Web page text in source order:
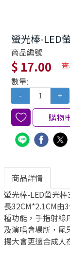
螢光棒-LED
商品編號
$ 17.00
數量:
- +
購物
商品詳情
螢光棒-LED螢光
長32CM*2.1CM由
種功能，手指射線
及演唱會場所，尾
揚大會更適合成人